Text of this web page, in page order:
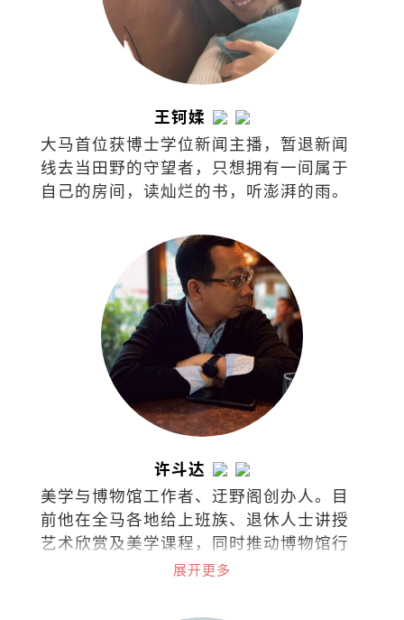
王钶媃
大马首位获博士学位新闻主播，暂退新闻
线去当田野的守望者，只想拥有一间属于
自己的房间，读灿烂的书，听澎湃的雨。
许斗达
美学与博物馆工作者、迂野阁创办人。目
前他在全马各地给上班族、退休人士讲授
艺术欣赏及美学课程，同时推动博物馆行
政与文化策略的概念。
展开更多